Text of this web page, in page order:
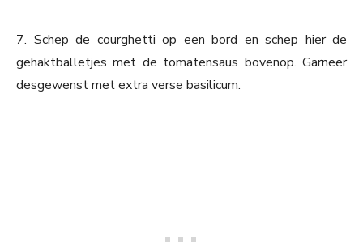
7. Schep de courghetti op een bord en schep hier de
gehaktballetjes met de tomatensaus bovenop. Garneer
desgewenst met extra verse basilicum.